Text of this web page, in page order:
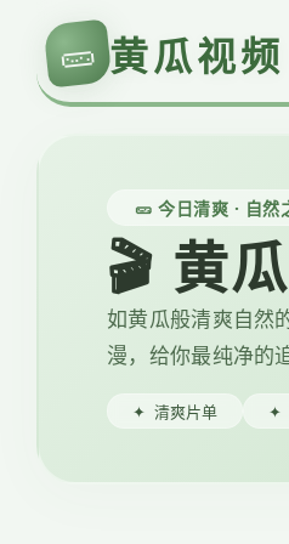
🥒 黄瓜视频
🥒 今日清爽 · 自然
🎬 黄
如黄瓜般清爽自然
漫，给你最纯净的
✦ 清爽片单 ✦